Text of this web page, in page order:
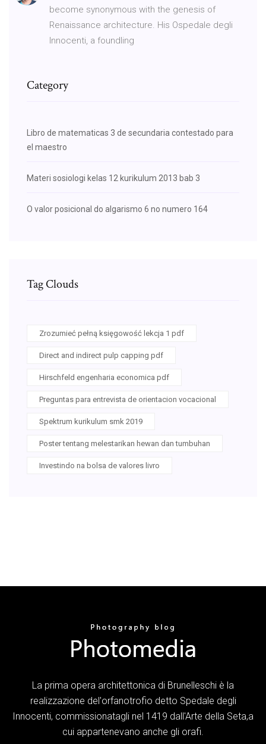
become synonymous with the genesis of
Renaissance architecture. His Ospedale degli
Innocenti, a foundling
Category
Libro de matematicas 3 de secundaria contestado para
el maestro
Materi sosiologi kelas 12 kurikulum 2013 bab 3
O valor posicional do algarismo 6 no numero 164
Tag Clouds
Zrozumieć pełną księgowość lekcja 1 pdf
Direct and indirect pulp capping pdf
Hirschfeld engenharia economica pdf
Preguntas para entrevista de orientacion vocacional
Spektrum kurikulum smk 2019
Poster tentang melestarikan hewan dan tumbuhan
Investindo na bolsa de valores livro
La prima opera architettonica di Brunelleschi è la
realizzazione del'orfanotrofio detto Spedale degli
Innocenti, commissionatagli nel 1419 dall'Arte della Seta,a
cui appartenevano anche gli orafi.